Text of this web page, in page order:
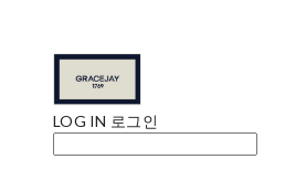
LOG IN 로그인